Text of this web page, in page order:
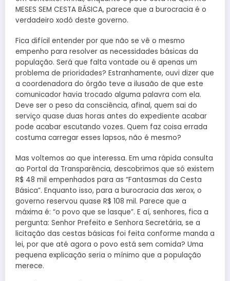
MESES SEM CESTA BÁSICA, parece que a burocracia é o
verdadeiro xodó deste governo.
Fica difícil entender por que não se vê o mesmo
empenho para resolver as necessidades básicas da
população. Será que falta vontade ou é apenas um
problema de prioridades? Estranhamente, ouvi dizer que
a coordenadora do órgão teve a ilusaão de que este
comunicador havia trocado alguma palavra com ela.
Deve ser o peso da consciência, afinal, quem sai do
serviço quase duas horas antes do expediente acabar
pode acabar escutando vozes. Quem faz coisa errada
costuma carregar esses lapsos, não é mesmo?
Mas voltemos ao que interessa. Em uma rápida consulta
ao Portal da Transparência, descobrimos que só existem
R$ 48 mil empenhados para as “Fantasmas da Cesta
Básica”. Enquanto isso, para a burocracia das xerox, o
governo reservou quase R$ 108 mil. Parece que a
máxima é: “o povo que se lasque”. E aí, senhores, fica a
pergunta: Senhor Prefeito e Senhora Secretária, se a
licitação das cestas básicas foi feita conforme manda a
lei, por que até agora o povo está sem comida? Uma
pequena explicação seria o mínimo que a população
merece.